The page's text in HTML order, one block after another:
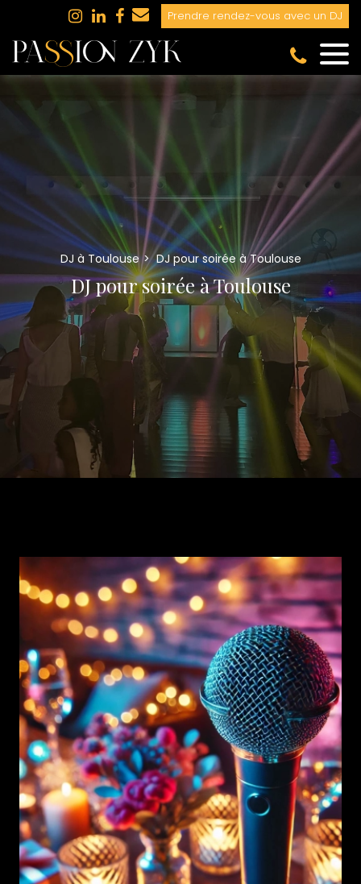
Prendre rendez-vous avec un DJ
DJ à Toulouse DJ pour soirée à Toulouse
DJ pour soirée à Toulouse
Panneau de gestion des cookies